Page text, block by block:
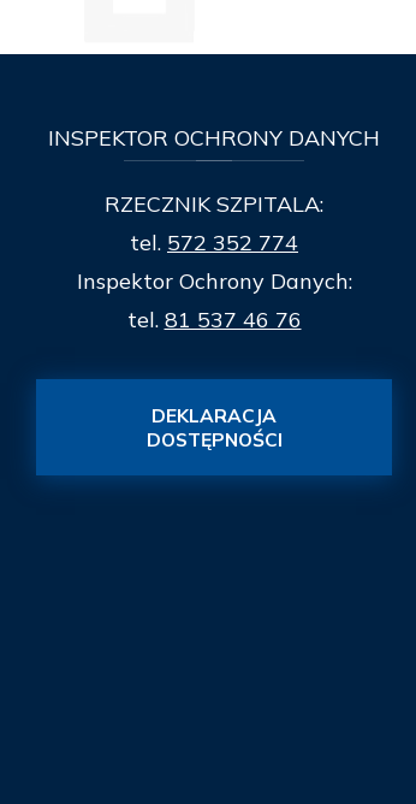
INSPEKTOR OCHRONY DANYCH
RZECZNIK SZPITALA:
tel. 572 352 774
Inspektor Ochrony Danych:
tel. 81 537 46 76
DEKLARACJA
DOSTĘPNOŚCI